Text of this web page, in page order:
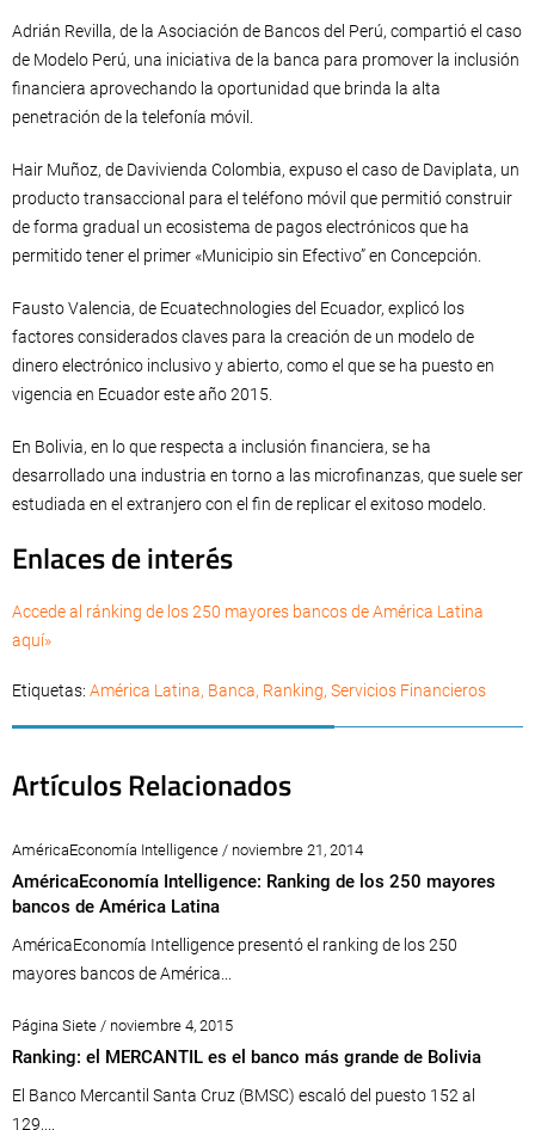
Adrián Revilla, de la Asociación de Bancos del Perú, compartió el caso
de Modelo Perú, una iniciativa de la banca para promover la inclusión
financiera aprovechando la oportunidad que brinda la alta
penetración de la telefonía móvil.
Hair Muñoz, de Davivienda Colombia, expuso el caso de Daviplata, un
producto transaccional para el teléfono móvil que permitió construir
de forma gradual un ecosistema de pagos electrónicos que ha
permitido tener el primer «Municipio sin Efectivo” en Concepción.
Fausto Valencia, de Ecuatechnologies del Ecuador, explicó los
factores considerados claves para la creación de un modelo de
dinero electrónico inclusivo y abierto, como el que se ha puesto en
vigencia en Ecuador este año 2015.
En Bolivia, en lo que respecta a inclusión financiera, se ha
desarrollado una industria en torno a las microfinanzas, que suele ser
estudiada en el extranjero con el fin de replicar el exitoso modelo.
Enlaces de interés
Accede al ránking de los 250 mayores bancos de América Latina
aquí»
Etiquetas: América Latina, Banca, Ranking, Servicios Financieros
Artículos Relacionados
AméricaEconomía Intelligence / noviembre 21, 2014
AméricaEconomía Intelligence: Ranking de los 250 mayores
bancos de América Latina
AméricaEconomía Intelligence presentó el ranking de los 250
mayores bancos de América...
Página Siete / noviembre 4, 2015
Ranking: el MERCANTIL es el banco más grande de Bolivia
El Banco Mercantil Santa Cruz (BMSC) escaló del puesto 152 al
129,...